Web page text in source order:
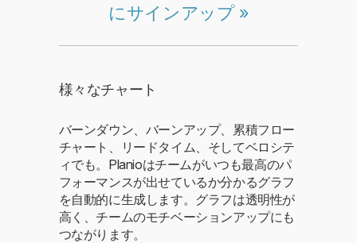
にサインアップ »
様々なチャート
バーンダウン、バーンアップ、累積フロー
チャート、リードタイム、そしてベロシテ
ィでも。Planioはチームがいつも最高のパ
フォーマンスが出せているか分かるグラフ
を自動的に生成します。グラフは透明性が
高く、チームのモチベーションアップにも
つながります。